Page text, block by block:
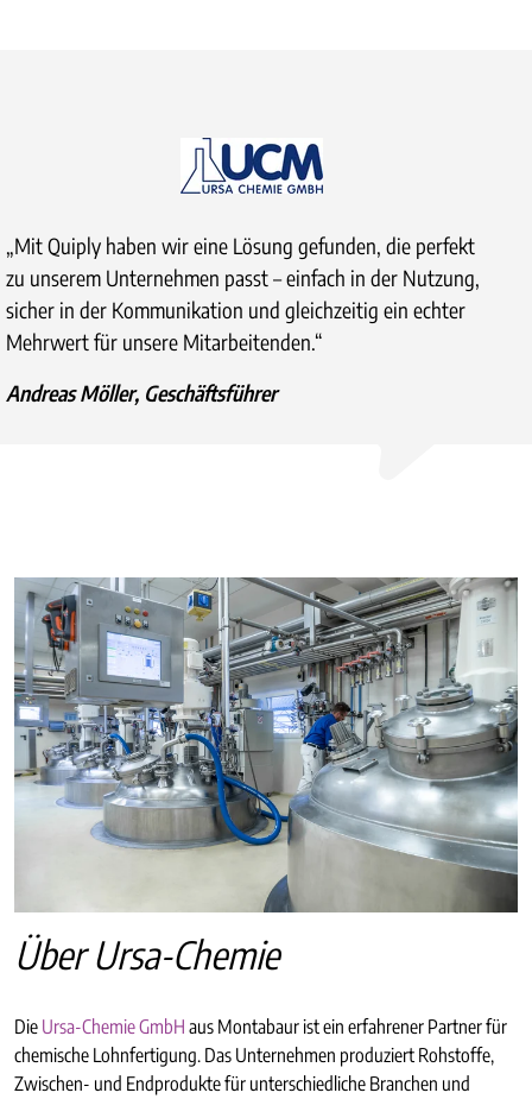
„Mit Quiply haben wir eine Lösung gefunden, die perfekt
zu unserem Unternehmen passt – einfach in der Nutzung,
sicher in der Kommunikation und gleichzeitig ein echter
Mehrwert für unsere Mitarbeitenden.“
Andreas Möller, Geschäftsführer
Über Ursa-Chemie
Die Ursa-Chemie GmbH aus Montabaur ist ein erfahrener Partner für
chemische Lohnfertigung. Das Unternehmen produziert Rohstoffe,
Zwischen- und Endprodukte für unterschiedliche Branchen und